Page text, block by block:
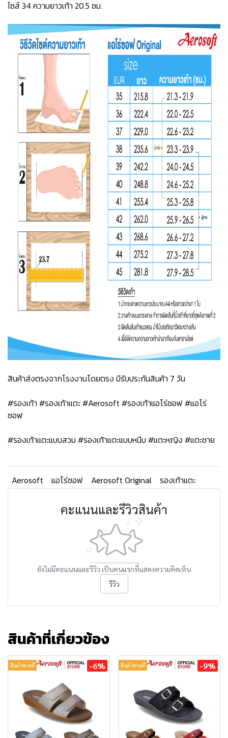
ไซส์ 34 ความยาวเท้า 20.5 ซม.
สินค้าส่งตรงจากโรงงานโดยตรง มีรับประกันสินค้า 7 วัน
#รองเท้า #รองเท้าแตะ #Aerosoft #รองเท้าแอโร่ซอฟ #แอโร่
ซอฟ
#รองเท้าแตะแบบสวม #รองเท้าแตะแบบหนีบ #แตะหญิง #แตะชาย
Aerosoft แอโร่ซอฟ Aerosoft Original รองเท้าแตะ
คะแนนและรีวิวสินค้า
ยังไม่มีคะแนนและรีวิว เป็นคนแรกที่แสดงความคิดเห็น
รีวิว
สินค้าที่เกี่ยวข้อง
สินค้าขายดี -6% สินค้าขายดี -9%